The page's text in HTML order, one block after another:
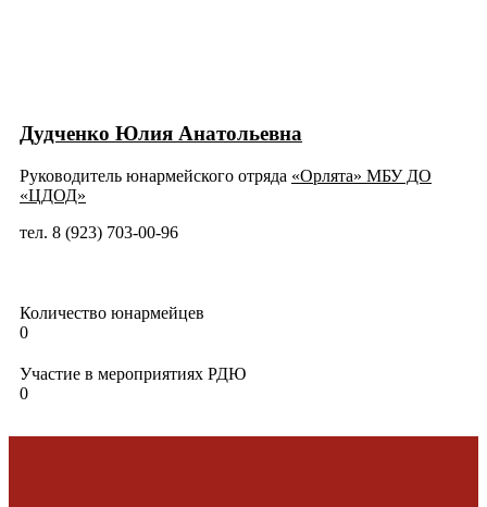
Дудченко Юлия Анатольевна
Руководитель юнармейского отряда «Орлята» МБУ ДО
«ЦДОД»
тел. 8 (923) 703-00-96
Количество юнармейцев
0
Участие в мероприятиях РДЮ
0